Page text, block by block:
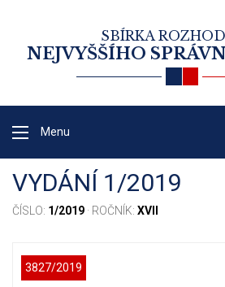
SBÍRKA
NEJVYŠŠÍHO
Menu
VYDÁNÍ 1/2019
ČÍSLO: 1/2019 · ROČNÍK: XVII
3827/2019